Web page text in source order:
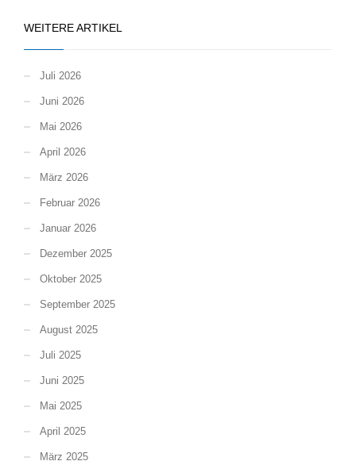
WEITERE ARTIKEL
Juli 2026
Juni 2026
Mai 2026
April 2026
März 2026
Februar 2026
Januar 2026
Dezember 2025
Oktober 2025
September 2025
August 2025
Juli 2025
Juni 2025
Mai 2025
April 2025
März 2025